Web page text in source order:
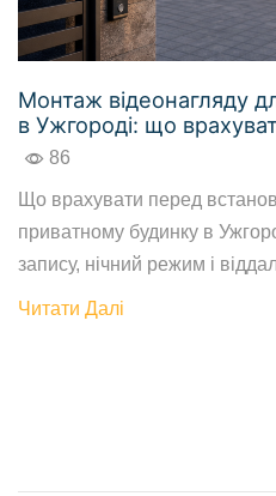
Монтаж відеонагляду
в Ужгороді: що
86
Що врахувати перед
приватному будинку в
запису, нічний режим і
Читати Далі